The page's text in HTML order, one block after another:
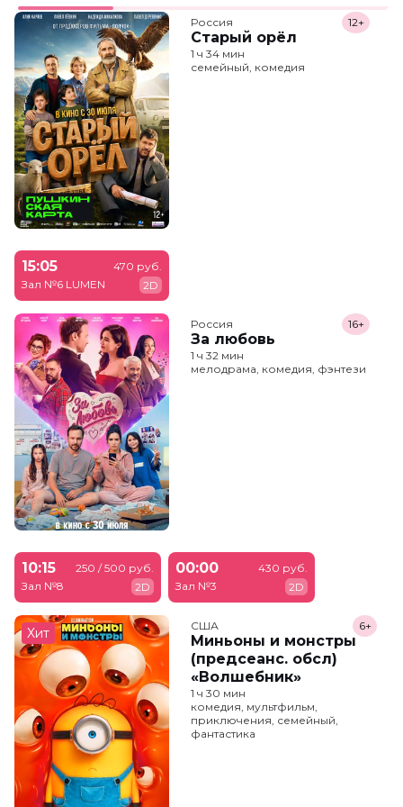
Россия
Старый орёл
12+
1 ч 34 мин
семейный, комедия
15:05
Зал №6 LUMEN
470 руб.
2D
Россия
За любовь
16+
1 ч 32 мин
мелодрама, комедия, фэнтези
10:15
Зал №8
250 / 500 руб.
2D
00:00
Зал №3
430 руб.
2D
Хит США
Миньоны и монстры
(предсеанс. обсл)
«Волшебник»
6+
1 ч 30 мин
комедия, мультфильм,
приключения, семейный,
фантастика